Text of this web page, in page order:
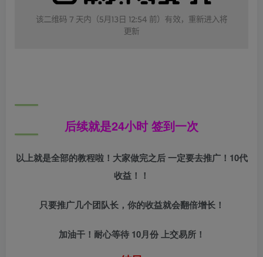
后续就是24小时 签到一次
以上就是全部的教程啦！大家做完之后 一定要去推广！10代
收益！！
只要推广几个团队长，你的收益就会翻倍增长！
加油干！耐心等待 10月份 上交易所！